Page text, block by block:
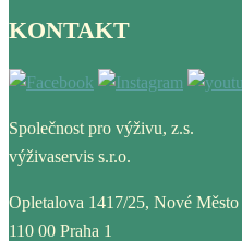
KONTAKT
Společnost pro výživu, z.s.
výživaservis s.r.o.
Opletalova 1417/25, Nové Město
110 00 Praha 1